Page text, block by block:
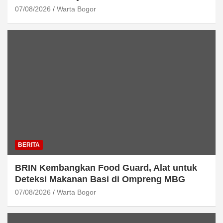
07/08/2026 Warta Bogor
BERITA
BRIN Kembangkan Food Guard, Alat untuk
Deteksi Makanan Basi di Ompreng MBG
07/08/2026 Warta Bogor